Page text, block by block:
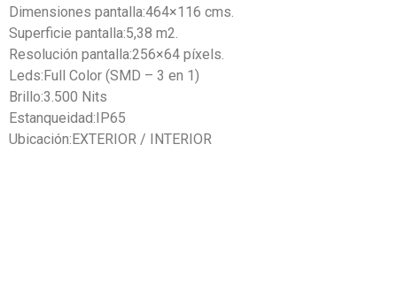
Dimensiones pantalla:464×116 cms.
Superficie pantalla:5,38 m2.
Resolución pantalla:256×64 píxels.
Leds:Full Color (SMD – 3 en 1)
Brillo:3.500 Nits
Estanqueidad:IP65
Ubicación:EXTERIOR / INTERIOR